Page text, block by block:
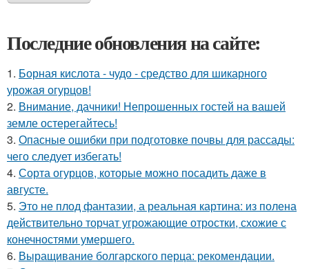
Последние обновления на сайте:
1. Борная кислота - чудо - средство для шикарного
урожая огурцов!
2. Внимание, дачники! Непрошенных гостей на вашей
земле остерегайтесь!
3. Опасные ошибки при подготовке почвы для рассады:
чего следует избегать!
4. Сорта огурцов, которые можно посадить даже в
августе.
5. Это не плод фантазии, а реальная картина: из полена
действительно торчат угрожающие отростки, схожие с
конечностями умершего.
6. Выращивание болгарского перца: рекомендации.